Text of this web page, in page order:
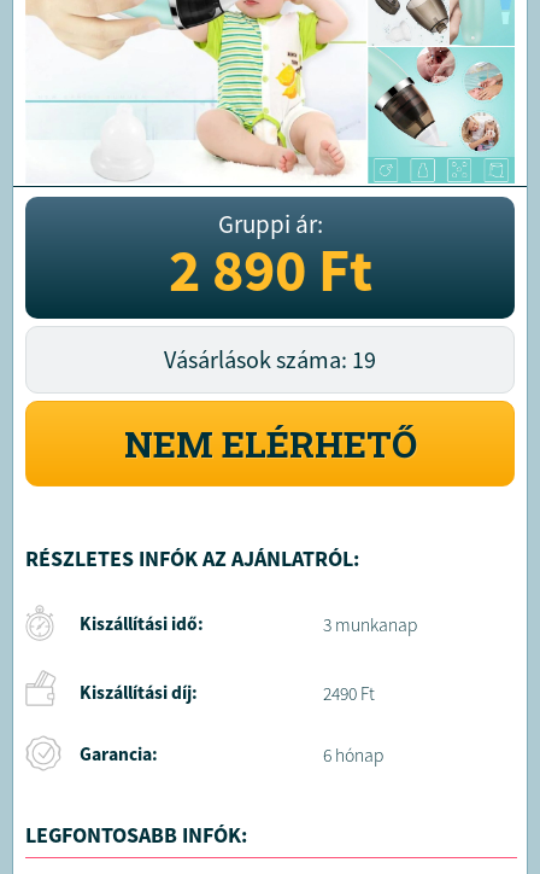
Gruppi ár:
2 890Ft
Vásárlások száma: 19
NEM ELÉRHETŐ
RÉSZLETES INFÓK AZ AJÁNLATRÓL:
Kiszállítási idő: 3 munkanap
Kiszállítási díj: 2490 Ft
Garancia: 6 hónap
LEGFONTOSABB INFÓK: